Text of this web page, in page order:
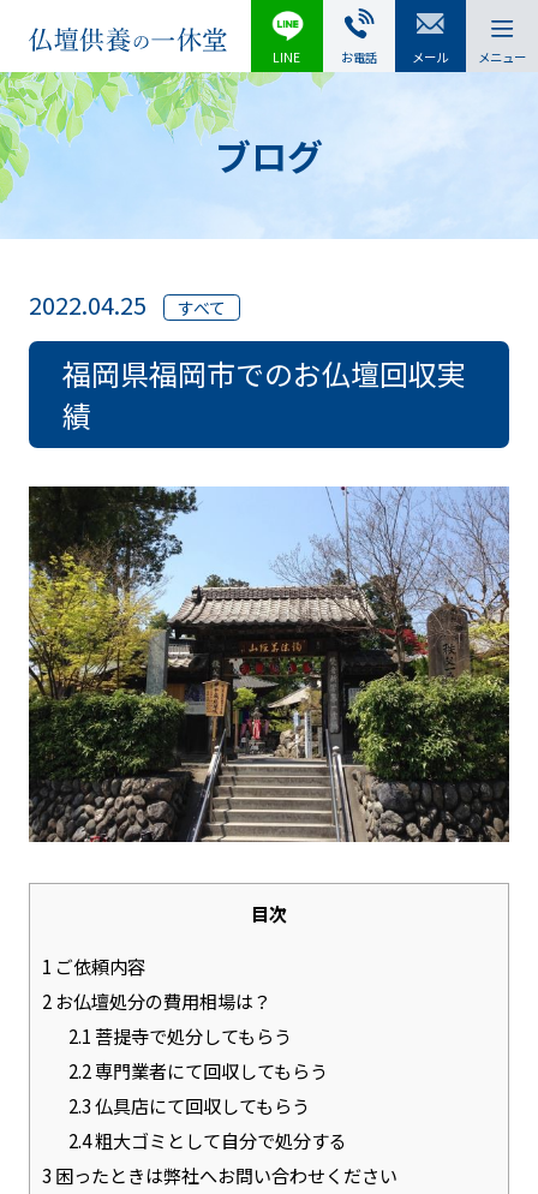
LINE お電話 メール メニュー
ブログ
2022.04.25 すべて
福岡県福岡市でのお仏壇回収実
績
目次
1 ご依頼内容
2お仏壇処分の費用相場は？
2.1 菩提寺で処分してもらう
2.2専門業者にて回収してもらう
2.3仏具店にて回収してもらう
2.4粗大ゴミとして自分で処分する
3 困ったときは弊社へお問い合わせください